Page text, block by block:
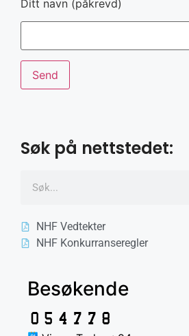
Ditt navn (påkrevd)
Søk på nettstedet:
NHF Vedtekter
NHF Konkurranseregler
Besøkende